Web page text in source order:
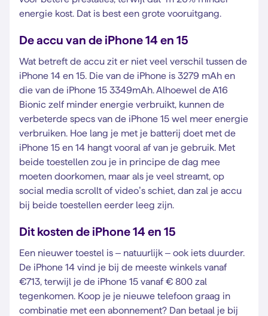
energie kost. Dat is best een grote vooruitgang.
De accu van de iPhone 14 en 15
Wat betreft de accu zit er niet veel verschil tussen de
iPhone 14 en 15. Die van de iPhone is 3279 mAh en
die van de iPhone 15 3349mAh. Alhoewel de A16
Bionic zelf minder energie verbruikt, kunnen de
verbeterde specs van de iPhone 15 wel meer energie
verbruiken. Hoe lang je met je batterij doet met de
iPhone 15 en 14 hangt vooral af van je gebruik. Met
beide toestellen zou je in principe de dag mee
moeten doorkomen, maar als je veel streamt, op
social media scrollt of video’s schiet, dan zal je accu
bij beide toestellen eerder leeg zijn.
Dit kosten de iPhone 14 en 15
Een nieuwer toestel is – natuurlijk – ook iets duurder.
De iPhone 14 vind je bij de meeste winkels vanaf
€713, terwijl je de iPhone 15 vanaf € 800 zal
tegenkomen. Koop je je nieuwe telefoon graag in
combinatie met een abonnement? Dan betaal je bij